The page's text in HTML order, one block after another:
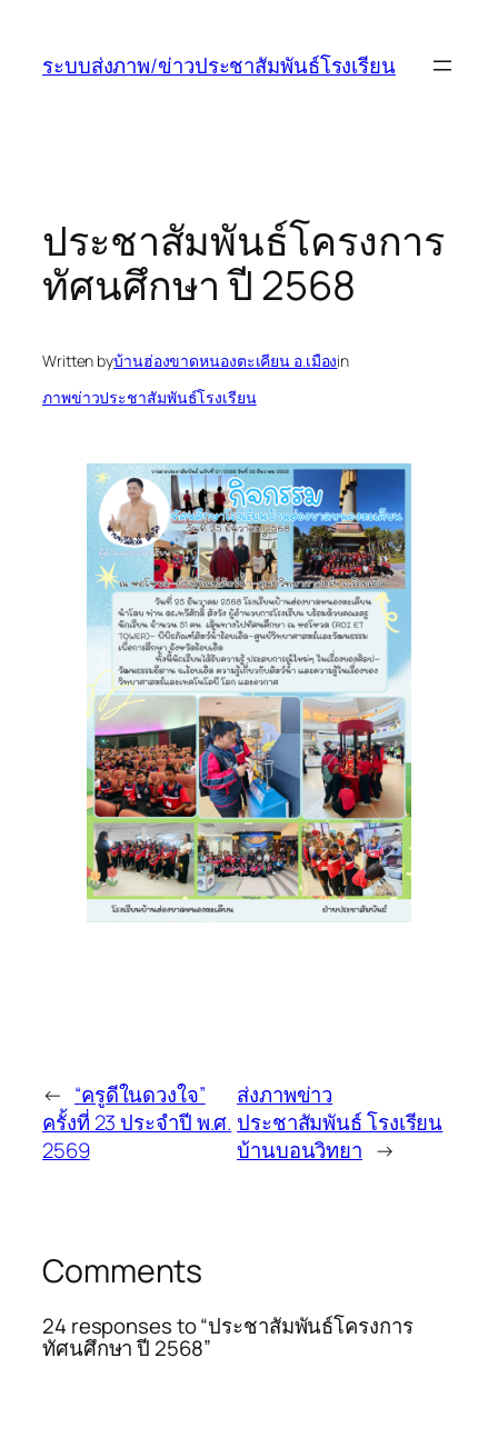
ระบบส่งภาพ/ข่าวประชาสัมพันธ์โรงเรียน
ประชาสัมพันธ์โครงการ
ทัศนศึกษา ปี 2568
Written byบ้านฮ่องขาดหนองตะเคียน อ.เมืองin
ภาพข่าวประชาสัมพันธ์โรงเรียน
← “ครูดีในดวงใจ”
ครั้งที่ 23 ประจำปี พ.ศ.
2569
ส่งภาพข่าว
ประชาสัมพันธ์ โรงเรียน
บ้านบอนวิทยา →
Comments
24 responses to “ประชาสัมพันธ์โครงการ
ทัศนศึกษา ปี 2568”